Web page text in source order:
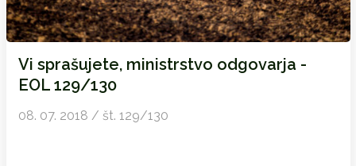
Vi sprašujete, ministrstvo odgovarja -
EOL 129/130
08. 07. 2018 / št. 129/130